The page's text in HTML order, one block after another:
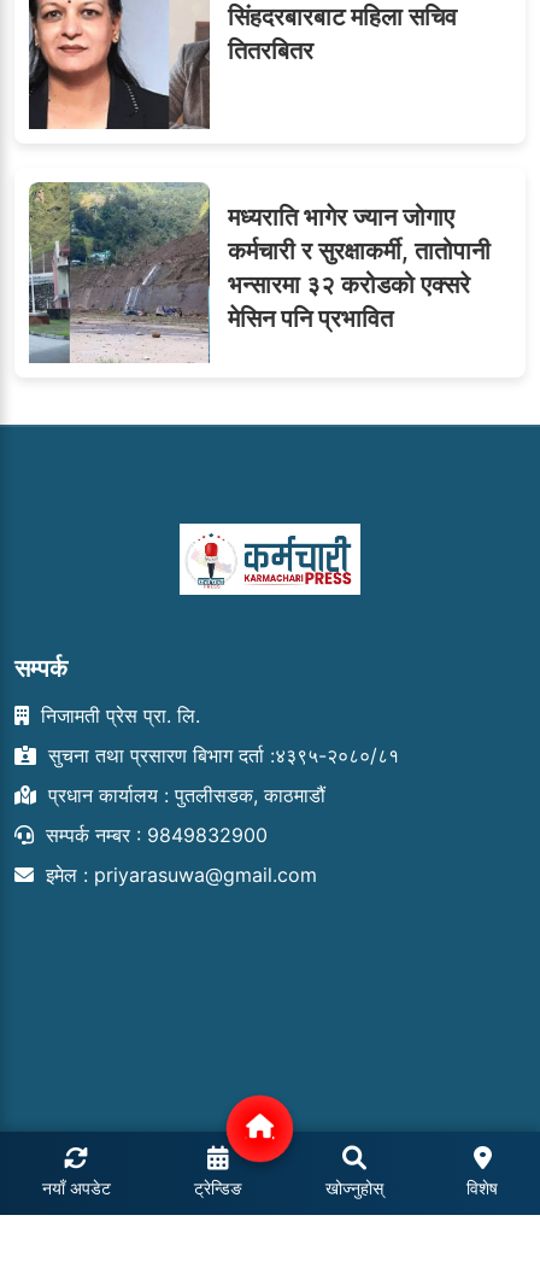
सिंहदरबारबाट महिला सचिव
तितरबितर
मध्यराति भागेर ज्यान जोगाए
कर्मचारी र सुरक्षाकर्मी, तातोपानी
भन्सारमा ३२ करोडको एक्सरे
मेसिन पनि प्रभावित
सम्पर्क
निजामती प्रेस प्रा. लि.
सुचना तथा प्रसारण बिभाग दर्ता :४३९५-२०८०/८१
प्रधान कार्यालय : पुतलीसडक, काठमाडौं
सम्पर्क नम्बर : 9849832900
इमेल : priyarasuwa@gmail.com
नयाँ अपडेट ट्रेन्डिङ खोज्नुहोस् विशेष